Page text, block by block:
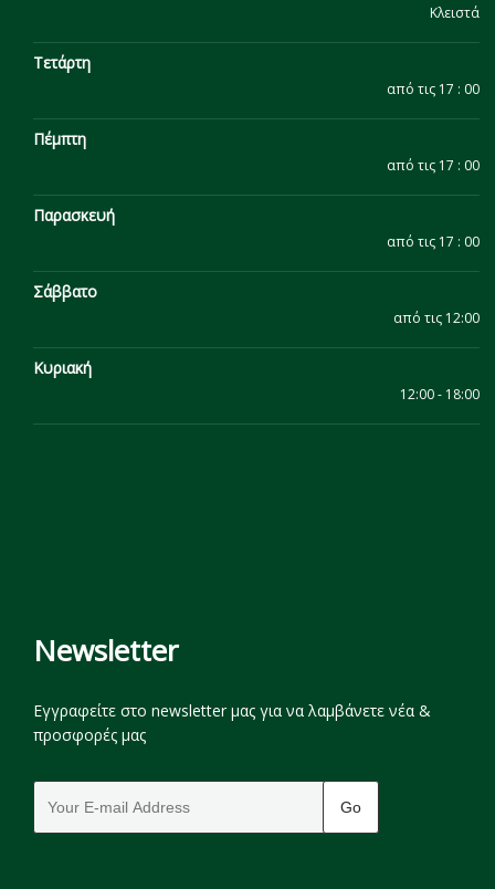
Κλειστά
Τετάρτη
από τις 17 : 00
Πέμπτη
από τις 17 : 00
Παρασκευή
από τις 17 : 00
Σάββατο
από τις 12:00
Κυριακή
12:00 - 18:00
Newsletter
Εγγραφείτε στο newsletter μας για να λαμβάνετε νέα &
προσφορές μας